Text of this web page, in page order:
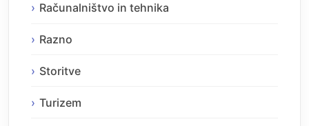
Računalništvo in tehnika
Razno
Storitve
Turizem